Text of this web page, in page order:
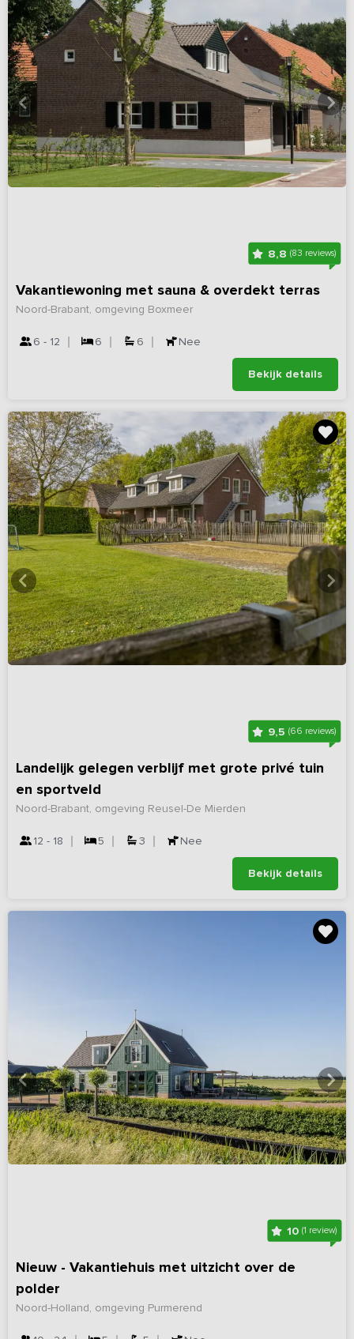
8,8 (83 reviews)
Vakantiewoning met sauna & overdekt terras
Noord-Brabant, omgeving Boxmeer
6 - 12 6 6 Nee
Bekijk details
9,5 (66 reviews)
Landelijk gelegen verblijf met grote privé tuin
en sportveld
Noord-Brabant, omgeving Reusel-De Mierden
12 - 18 5 3 Nee
Bekijk details
10(1 review)
Nieuw - Vakantiehuis met uitzicht over de
polder
Noord-Holland, omgeving Purmerend